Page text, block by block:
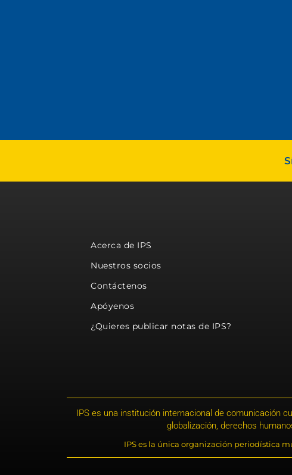
Acerca de IPS
Nuestros socios
Contáctenos
Apóyenos
¿Quieres publicar notas de IPS?
IPS es una institución internacional de comunicación
globalización, derechos
IPS es la única organización periodística